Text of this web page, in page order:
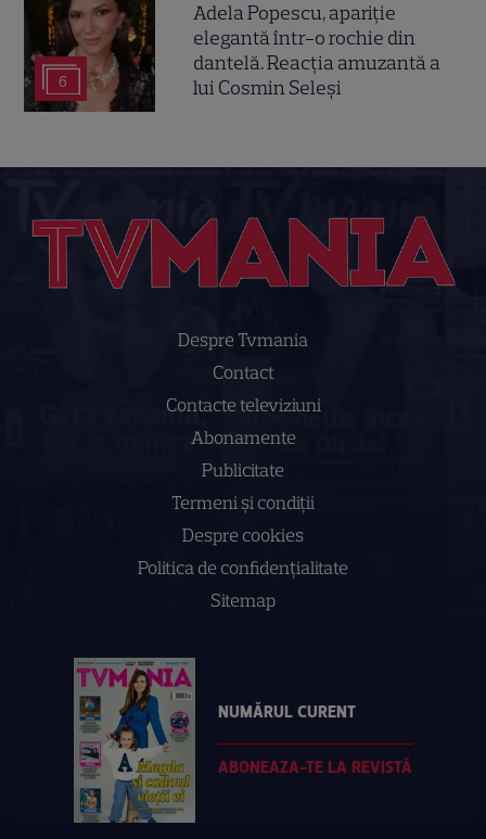
6
Adela Popescu, apariție
elegantă într-o rochie din
dantelă. Reacția amuzantă a
lui Cosmin Seleși
Despre Tvmania
Contact
Contacte televiziuni
Abonamente
Publicitate
Termeni și condiții
Despre cookies
Politica de confidenţialitate
Sitemap
NUMĂRUL CURENT
ABONEAZA-TE LA REVISTĂ